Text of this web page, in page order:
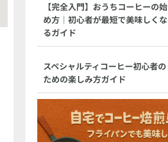
【完全入門】おうちコーヒーの始
め方｜初心者が最短で美味しくな
るガイド
スペシャルティコーヒー初心者の
ための楽しみ方ガイド